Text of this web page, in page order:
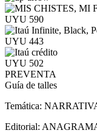
UYU 590
UYU 443
UYU 502
PREVENTA
Guía de talles
Temática:
Editorial: